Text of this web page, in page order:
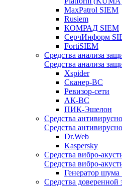
MaxPatrol SIEM
Rusiem
КОМРАД SIEM
СерчИнформ
FortiSIEM
Средства анализа
Средства анализа
Xspider
Сканер-ВС
Ревизор-сети
АК-ВС
ПИК-Эшелон
Средства
Средства
Dr.Web
Kaspersky
Средства вибро-
Средства вибро-
Генератор
Средства доверенной